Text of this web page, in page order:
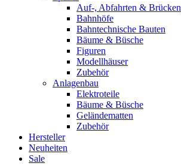
Auf-, Abfahrten & Brücken
Bahnhöfe
Bahntechnische Bauten
Bäume & Büsche
Figuren
Modellhäuser
Zubehör
Anlagenbau
Elektroteile
Bäume & Büsche
Geländematten
Zubehör
Hersteller
Neuheiten
Sale